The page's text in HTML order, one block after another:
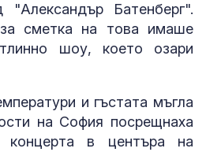
Батенберг".
сметка на това имаше
шоу, което озари
и гъстата мъгла
на София посрещнаха
в центъра на